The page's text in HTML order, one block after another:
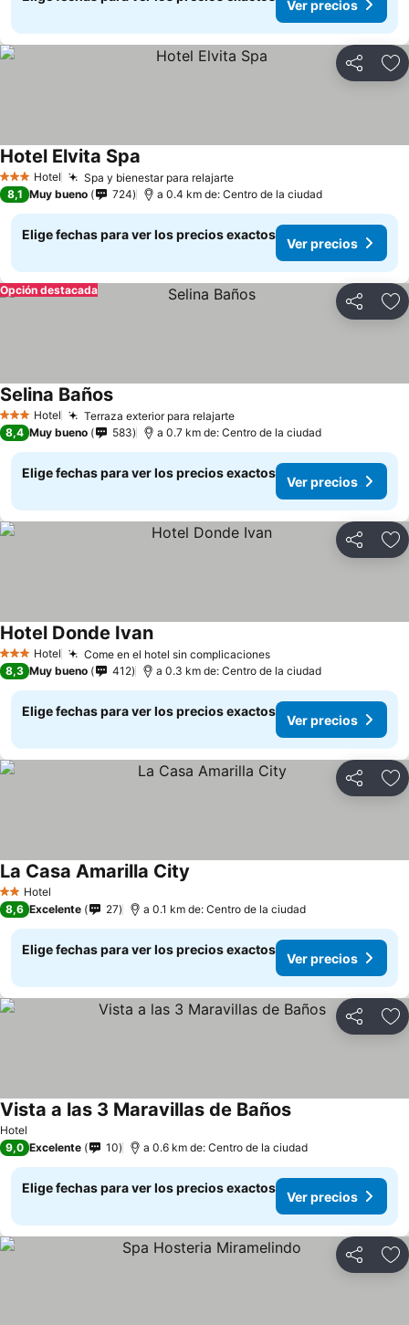
Ver precios
Compartir
3 Estrellas
Hotel Spa y bienestar para relajarte
Hotel Elvita Spa
8,1 Muy bueno 724 a 0.4 km de: Centro de la ciudad
Elige fechas para ver los precios exactos
Ver precios
Compartir
Opción destacada
3 Estrellas
Hotel Terraza exterior para relajarte
Selina Baños
8,4 Muy bueno 583 a 0.7 km de: Centro de la ciudad
Elige fechas para ver los precios exactos
Ver precios
Compartir
3 Estrellas
Hotel Come en el hotel sin complicaciones
Hotel Donde Ivan
8,3 Muy bueno 412 a 0.3 km de: Centro de la ciudad
Elige fechas para ver los precios exactos
Ver precios
Compartir
2 Estrellas
Hotel
La Casa Amarilla City
8,6 Excelente 27 a 0.1 km de: Centro de la ciudad
Elige fechas para ver los precios exactos
Ver precios
Compartir
Hotel
Vista a las 3 Maravillas de Baños
9,0 Excelente 10 a 0.6 km de: Centro de la ciudad
Elige fechas para ver los precios exactos
Ver precios
Compartir